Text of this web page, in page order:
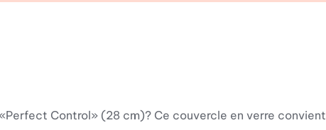
Control» (28 cm)? Ce couvercle en verre